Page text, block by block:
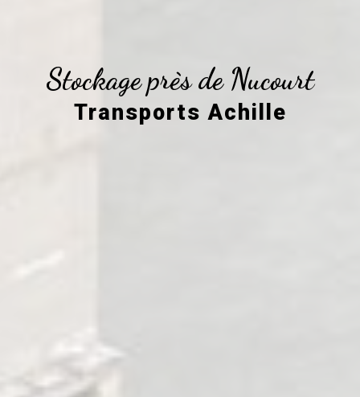
Stockage près de Nucourt
Transports Achille